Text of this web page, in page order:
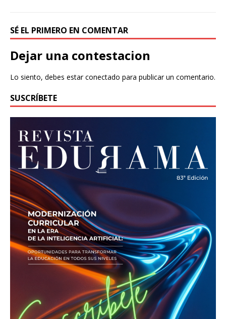
SÉ EL PRIMERO EN COMENTAR
Dejar una contestacion
Lo siento, debes estarconectado para publicar un comentario.
SUSCRÍBETE